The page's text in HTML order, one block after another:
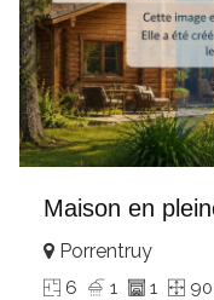
Maison en
Porrentruy
6 1 1